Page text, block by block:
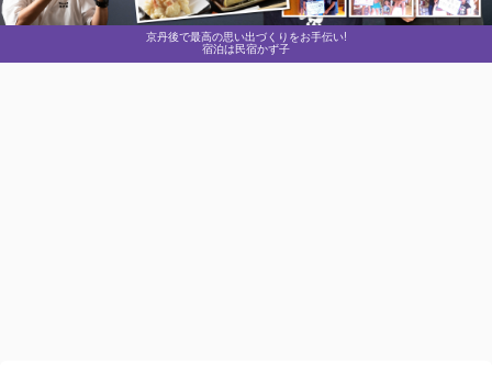
京丹後で最高の思い出づくりをお手伝い!
宿泊は民宿かず子